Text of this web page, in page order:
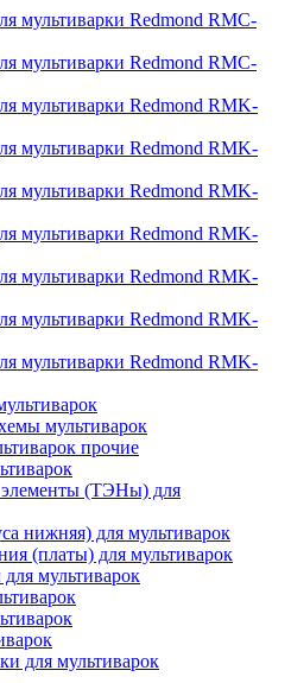
мультиварки Redmond RMC-
мультиварки Redmond RMC-
мультиварки Redmond RMK-
мультиварки Redmond RMK-
мультиварки Redmond RMK-
мультиварки Redmond RMK-
мультиварки Redmond RMK-
мультиварки Redmond RMK-
мультиварки Redmond RMK-
мультиварок
прочие
элементы (ТЭНы) для
нижняя) для мультиварок
(платы) для мультиварок
мультиварок
для мультиварок